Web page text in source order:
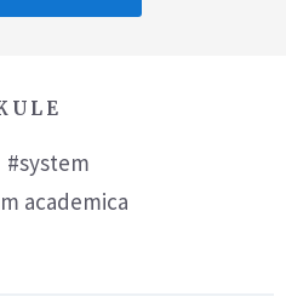
#system
academica